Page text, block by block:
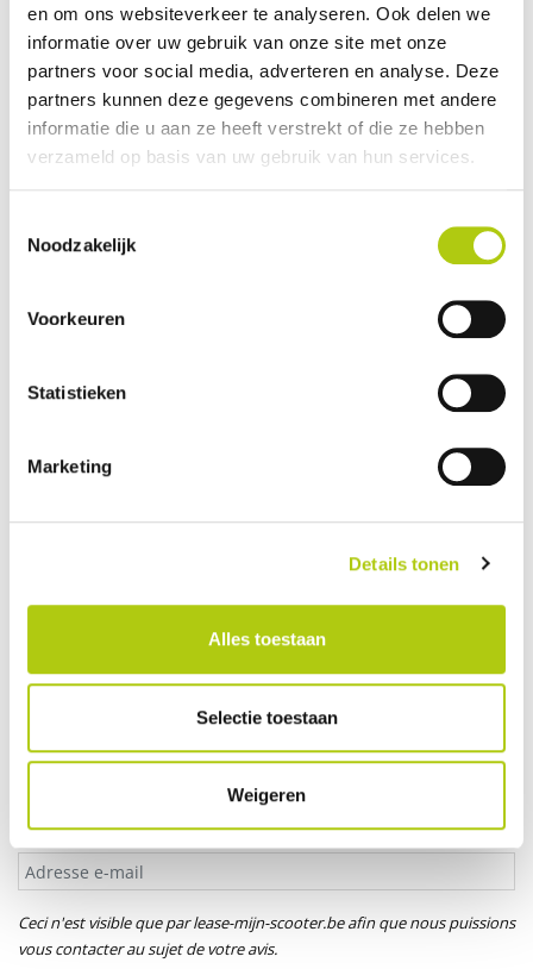
en om ons websiteverkeer te analyseren. Ook delen we
informatie over uw gebruik van onze site met onze
partners voor social media, adverteren en analyse. Deze
partners kunnen deze gegevens combineren met andere
informatie die u aan ze heeft verstrekt of die ze hebben
verzameld op basis van uw gebruik van hun services.
Noodzakelijk
Voorkeuren
Statistieken
Marketing
Details tonen
Alles toestaan
Selectie toestaan
Weigeren
Avantages et inconvénients
M. Mme Mlle
Adresse e-mail
Ceci n'est visible que par lease-mijn-scooter.be afin que nous puissions
vous contacter au sujet de votre avis.